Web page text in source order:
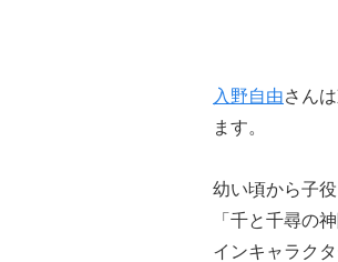
入野自由さん
ます。
幼い頃から子
「千と千尋の
インキャラク